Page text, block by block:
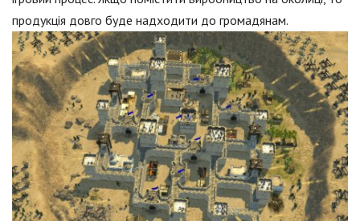
продукція довго буде надходити до громадянам.